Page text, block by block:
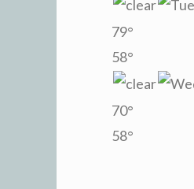
79°
58°
70°
58°